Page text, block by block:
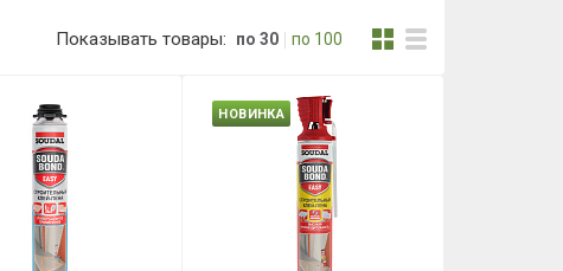
Показывать товары: по 30 по 100
НОВИНКА